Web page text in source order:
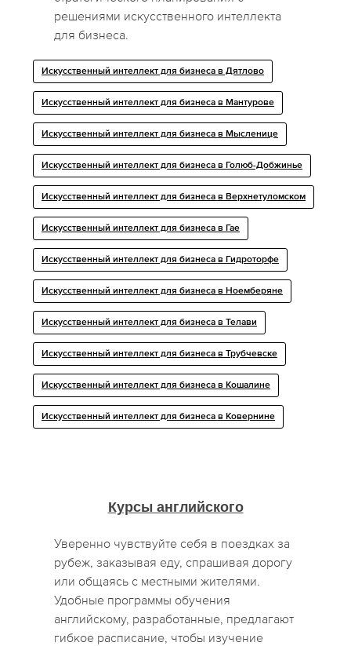
решениями искусственного интеллекта
для бизнеса.
Искусственный интеллект для бизнеса в Дятлово
Искусственный интеллект для бизнеса в Мантурове
Искусственный интеллект для бизнеса в Мысленице
Искусственный интеллект для бизнеса в Голюб-Добжинье
Искусственный интеллект для бизнеса в Верхнетуломском
Искусственный интеллект для бизнеса в Гае
Искусственный интеллект для бизнеса в Гидроторфе
Искусственный интеллект для бизнеса в Ноемберяне
Искусственный интеллект для бизнеса в Телави
Искусственный интеллект для бизнеса в Трубчевске
Искусственный интеллект для бизнеса в Кошалине
Искусственный интеллект для бизнеса в Ковернине
Курсы английского
Уверенно чувствуйте себя в поездках за
рубеж, заказывая еду, спрашивая дорогу
или общаясь с местными жителями.
Удобные программы обучения
английскому, разработанные, предлагают
гибкое расписание, чтобы изучение